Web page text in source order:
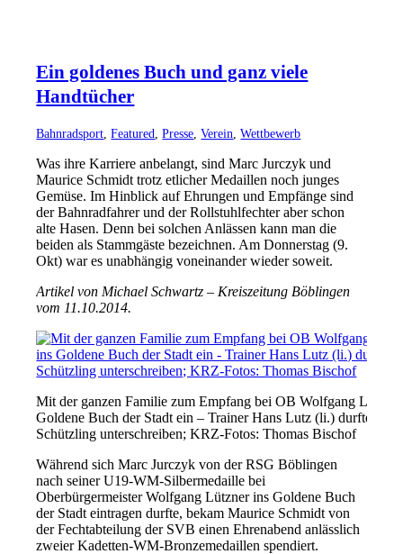
Ein goldenes Buch und ganz viele
Handtücher
Bahnradsport ,Featured ,Presse ,Verein ,Wettbewerb
Was ihre Karriere anbelangt, sind Marc Jurczyk und
Maurice Schmidt trotz etlicher Medaillen noch junges
Gemüse. Im Hinblick auf Ehrungen und Empfänge sind
der Bahnradfahrer und der Rollstuhlfechter aber schon
alte Hasen. Denn bei solchen Anlässen kann man die
beiden als Stammgäste bezeichnen. Am Donnerstag (9.
Okt) war es unabhängig voneinander wieder soweit.
Artikel von Michael Schwartz – Kreiszeitung Böblingen
vom 11.10.2014.
Mit der ganzen Familie zum Empfang bei OB Wolfgang
Goldene Buch der Stadt ein – Trainer Hans Lutz (li.) durfte
Schützling unterschreiben; KRZ-Fotos: Thomas Bischof
Während sich Marc Jurczyk von der RSG Böblingen
nach seiner U19-WM-Silbermedaille bei
Oberbürgermeister Wolfgang Lützner ins Goldene Buch
der Stadt eintragen durfte, bekam Maurice Schmidt von
der Fechtabteilung der SVB einen Ehrenabend anlässlich
zweier Kadetten-WM-Bronzemedaillen spendiert.